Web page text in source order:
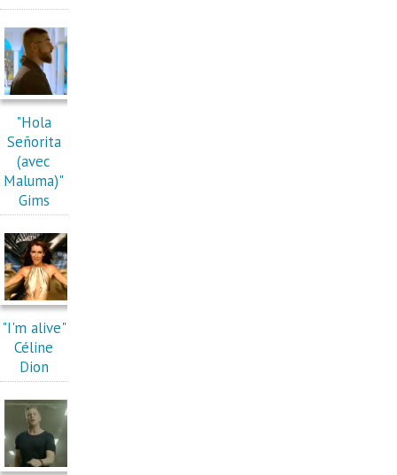
"Hola
Señorita
(avec
Maluma)"
Gims
"I'm alive"
Céline
Dion